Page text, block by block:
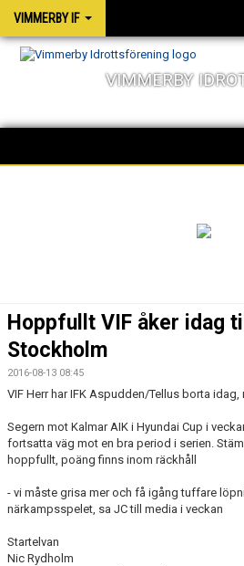
VIMMERBY IF
VIMMERBY
OM FÖRENINGEN
BARN & UNGDOMSVERKSAMHET
STÖTTA VIF
KONTAKT / BOKNING
Hoppfullt VIF åker idag
Stockholm
2016-08-13 08:45
VIF Herr har IFK Aspudden/Tellus borta
Segern mot Kalmar AIK i Hyundai Cup i
fortsatta väg mot en bra period i serien.
hoppfullt, poäng finns inom räckhåll
- vi måste grisa mer och få igång tuffare
närkampsspelet, sa JC till media i veckan
Startelvan
Nic Rydholm